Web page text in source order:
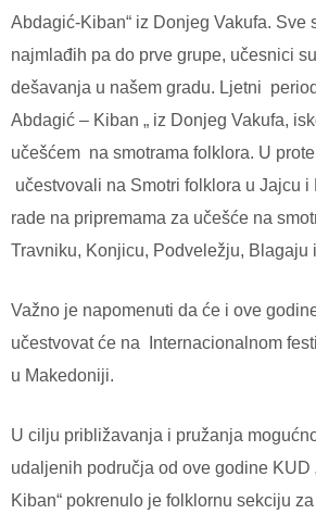
Abdagić-Kiban“ iz Donjeg Vakufa. Sve
najmlađih pa do prve grupe, učesnici
dešavanja u našem gradu. Ljetni
Abdagić – Kiban „ iz Donjeg Vakufa,
učešćem na smotrama folklora. U
učestvovali na Smotri folklora u Jajcu
rade na pripremama za učešće na
Travniku, Konjicu, Podveležju, Blagaju
Važno je napomenuti da će i ove
učestvovat će na Internacionalnom
u Makedoniji.
U cilju približavanja i pružanja
udaljenih područja od ove godine KUD
Kiban“ pokrenulo je folklornu sekciju